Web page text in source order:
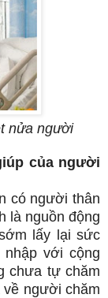
nửa người
của người
có người thân
là nguồn động
lấy lại sức
nhập với cộng
chưa tự chăm
người chăm